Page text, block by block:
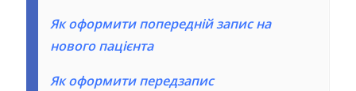
Як оформити попередній запис на
нового пацієнта
Як оформити передзапис